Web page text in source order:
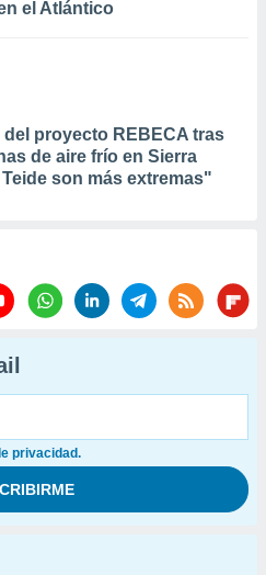
el Atlántico
del proyecto REBECA tras
de aire frío en Sierra
son más extremas"
privacidad.